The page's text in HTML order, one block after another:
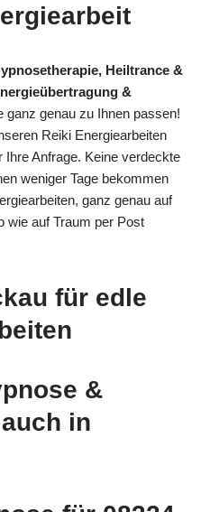
Heiltrance &
&
ganz genau zu Ihnen passen!
Reiki Energiearbeiten
Anfrage. Keine verdeckte
weniger Tage bekommen
ganz genau auf
wie auf Traum per Post
für edle
&
in